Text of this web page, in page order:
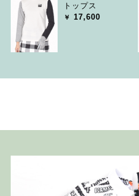
トップス
17,600